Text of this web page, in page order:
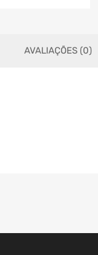
AVALIAÇÕES (0)